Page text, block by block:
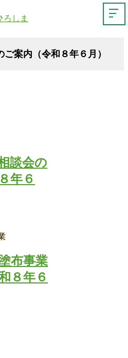
案内（令和８年６月）
談会の
年６
布事業
８年６